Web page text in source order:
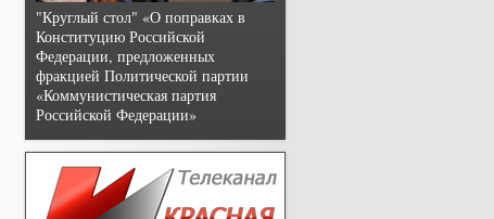
"Круглый стол" «О поправках в
Конституцию Российской
Федерации, предложенных
фракцией Политической партии
«Коммунистическая партия
Российской Федерации»